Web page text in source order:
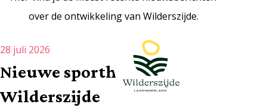
over de ontwikkeling van Wilderszijde.
Nieuwe sporthal
Wilderszijde
28 juli 2026